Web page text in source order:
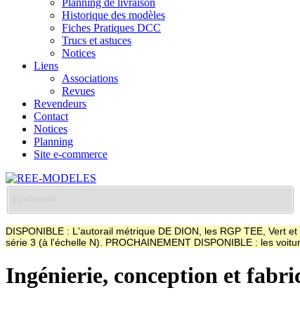
Planning de livraison
Historique des modèles
Fiches Pratiques DCC
Trucs et astuces
Notices
Liens
Associations
Revues
Revendeurs
Contact
Notices
Planning
Site e-commerce
DISPONIBLE : L'autorail métrique DE DION, les RGP TEE, Vert
série 3 (à l'échelle N). PROCHAINEMENT DISPONIBLE : les
Ingénierie, conception et